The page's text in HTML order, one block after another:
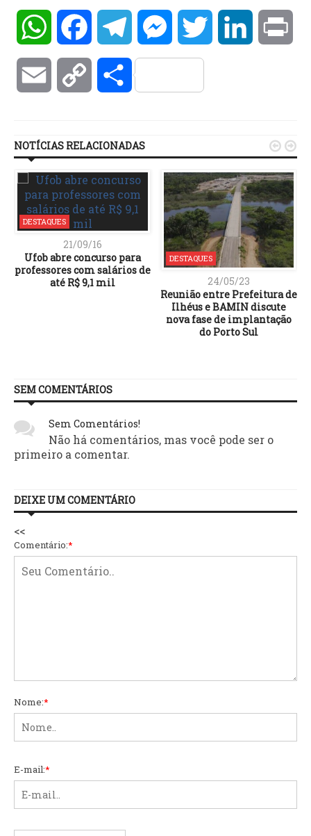
WhatsAppFacebookTelegramMessengerTwitter LinkedIn
Email Copy Compartilhar
NOTÍCIAS RELACIONADAS
DESTAQUES
21/09/16
Ufob abre concurso para
professores com salários de
até R$ 9,1 mil
DESTAQUES
24/05/23
Reunião entre Prefeitura de
Ilhéus e BAMIN discute
nova fase de implantação
do Porto Sul
 
SEM COMENTÁRIOS
Sem Comentários!
Não há comentários, mas você pode ser o
primeiro a comentar.
DEIXE UM COMENTÁRIO
<<
Comentário:*
Nome:*
E-mail:*